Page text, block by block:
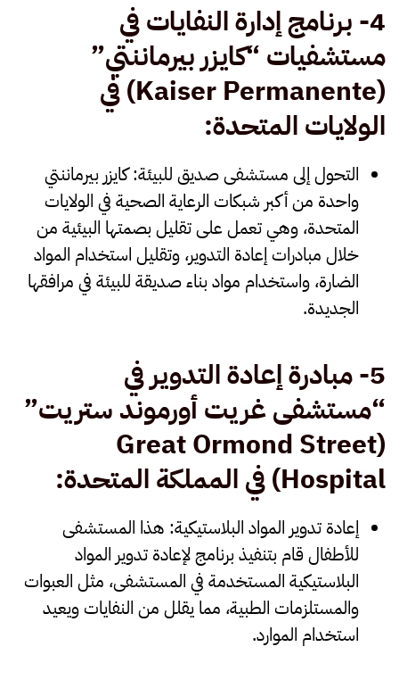
4- برنامج إدارة النفايات في
مستشفيات “كايزر بيرماننتي”
(Kaiser Permanente)
في
الولايات المتحدة:
التحول إلى مستشفى صديق للبيئة: كايزر بيرماننتي
واحدة من أكبر شبكات الرعاية الصحية في الولايات
المتحدة، وهي تعمل على تقليل بصمتها البيئية من
خلال مبادرات إعادة التدوير، وتقليل استخدام المواد
الضارة، واستخدام مواد بناء صديقة للبيئة في مرافقها
الجديدة.
5- مبادرة إعادة التدوير في
“مستشفى غريت أورموند ستريت”
(Great Ormond Street
Hospital) في المملكة المتحدة:
إعادة تدوير المواد البلاستيكية: هذا المستشفى
للأطفال قام بتنفيذ برنامج لإعادة تدوير المواد
البلاستيكية المستخدمة في المستشفى، مثل العبوات
والمستلزمات الطبية، مما يقلل من النفايات ويعيد
استخدام الموارد.